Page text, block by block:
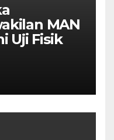
MAN
Uji Fisik